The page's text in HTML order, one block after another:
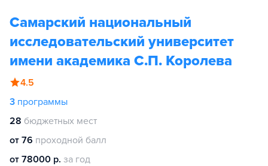
Самарский национальный
исследовательский университет
имени академика С.П. Королева
4.5
3 программы
28 бюджетных мест
от 76 проходной балл
от 78000 р. за год